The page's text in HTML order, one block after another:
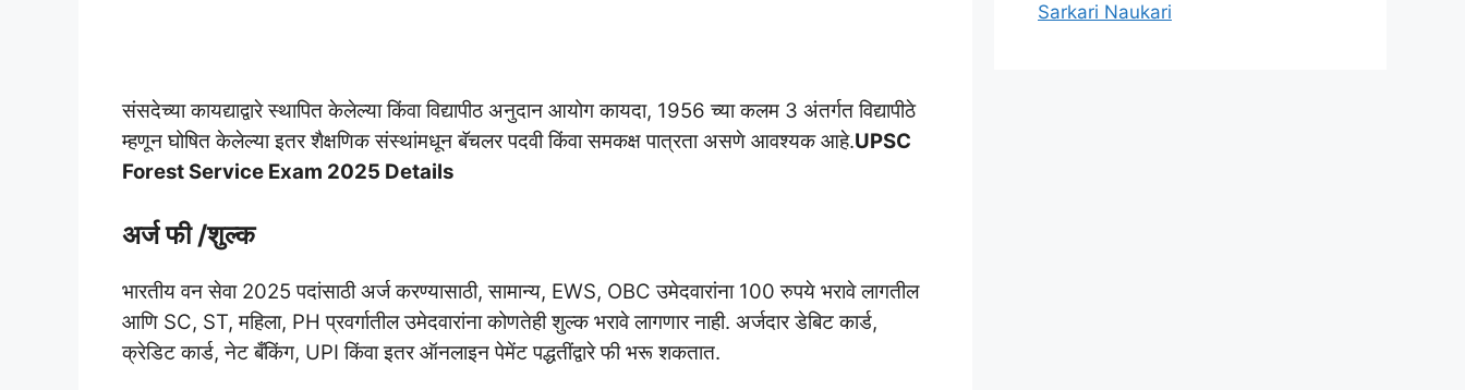
संसदेच्या कायद्याद्वारे स्थापित केलेल्या किंवा विद्यापीठ अनुदान आयोग कायदा, 1956 च्या कलम 3 अंतर्गत विद्यापीठे
म्हणून घोषित केलेल्या इतर शैक्षणिक संस्थांमधून बॅचलर पदवी किंवा समकक्ष पात्रता असणे आवश्यक आहे.UPSC
Forest Service Exam 2025 Details
अर्ज फी /शुल्क
भारतीय वन सेवा 2025 पदांसाठी अर्ज करण्यासाठी, सामान्य, EWS, OBC उमेदवारांना 100 रुपये भरावे लागतील
आणि SC, ST, महिला, PH प्रवर्गातील उमेदवारांना कोणतेही शुल्क भरावे लागणार नाही. अर्जदार डेबिट कार्ड,
क्रेडिट कार्ड, नेट बँकिंग, UPI किंवा इतर ऑनलाइन पेमेंट पद्धतींद्वारे फी भरू शकतात.
Sarkari Naukari